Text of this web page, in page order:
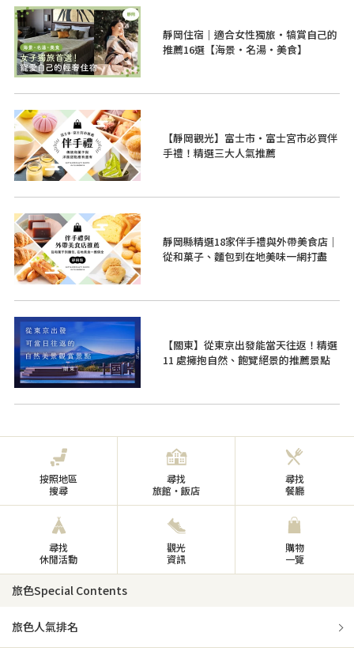
靜岡住宿｜適合女性獨旅・犒賞自己的
推薦16選【海景・名湯・美食】
【靜岡觀光】富士市・富士宮市必買伴
手禮！精選三大人氣推薦
靜岡縣精選18家伴手禮與外帶美食店｜
從和菓子、麵包到在地美味一網打盡
【關東】從東京出發能當天往返！精選
11 處擁抱自然、飽覽絕景的推薦景點
按照地區
搜尋
尋找
旅館・飯店
尋找
餐廳
尋找
休閒活動
觀光
資訊
購物
一覽
旅色Special Contents
旅色人氣排名